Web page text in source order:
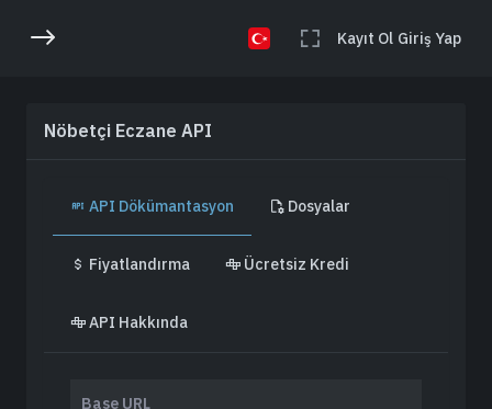
Kayıt Ol Giriş Yap
Nöbetçi Eczane API
API Dökümantasyon Dosyalar
Fiyatlandırma Ücretsiz Kredi
API Hakkında
Base URL